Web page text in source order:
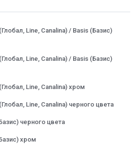
Line, Canalina) / Basis (Базис)
Line, Canalina) / Basis (Базис)
Line, Canalina) хром
Line, Canalina) черного цвета
черного цвета
хром